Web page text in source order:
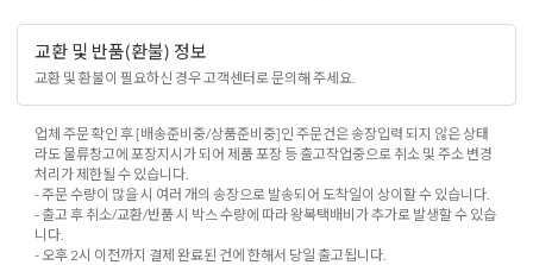
교환 및 반품(환불) 정보
교환 및 환불이 필요하신 경우 고객센터로 문의해 주세요.
업체 주문 확인 후 [배송준비중/상품준비중]인 주문건은 송장입력 되지 않은 상태
라도 물류창고에 포장지시가 되어 제품 포장 등 출고작업중으로 취소 및 주소 변경
처리가 제한될 수 있습니다.
- 주문 수량이 많을 시 여러 개의 송장으로 발송되어 도착일이 상이할 수 있습니다.
- 출고 후 취소/교환/반품 시 박스 수량에 따라 왕복택배비가 추가로 발생할 수 있습
니다.
- 오후 2시 이전까지 결제 완료된 건에 한해서 당일 출고됩니다.